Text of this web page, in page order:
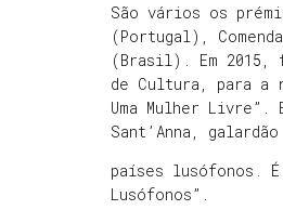
São vários os
(Portugal),
(Brasil). Em 2015,
de Cultura, para a
Uma Mulher
Sant’Anna,
países lusófonos.
Lusófonos”.